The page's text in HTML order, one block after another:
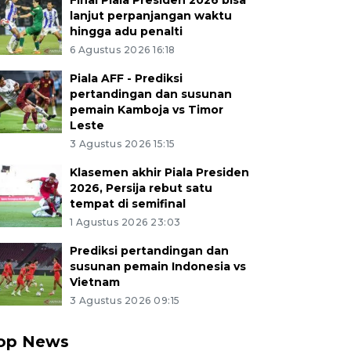
lanjut perpanjangan waktu
hingga adu penalti
6 Agustus 2026 16:18
Piala AFF - Prediksi
pertandingan dan susunan
pemain Kamboja vs Timor
Leste
3 Agustus 2026 15:15
Klasemen akhir Piala Presiden
2026, Persija rebut satu
tempat di semifinal
1 Agustus 2026 23:03
Prediksi pertandingan dan
susunan pemain Indonesia vs
Vietnam
3 Agustus 2026 09:15
News